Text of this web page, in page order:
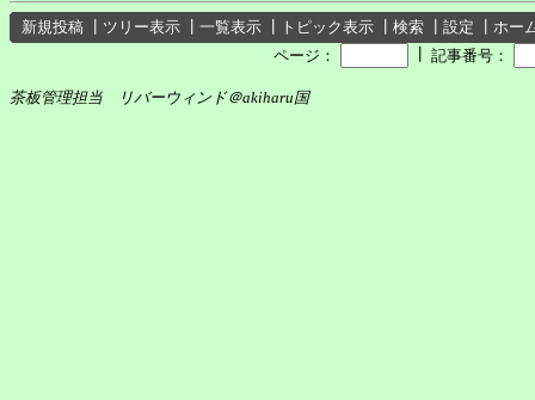
新規投稿 ツリー表示 一覧表示 トピック表示 検索 設定
ホー
ページ：
記事番号：
茶板管理担当 リバーウィンド＠akiharu国